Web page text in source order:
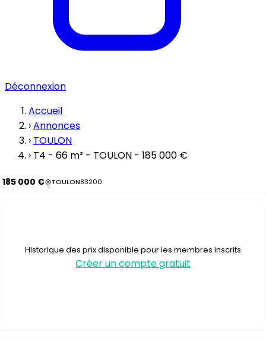
Déconnexion
Accueil
›Annonces
› TOULON
› T4 - 66 m² - TOULON - 185 000 €
185 000 € TOULON83200
Historique des prix disponible pour les membres inscrits
Créer un compte gratuit